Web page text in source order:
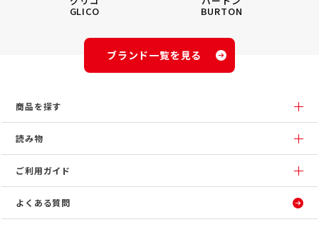
GLICO BURTON
ブランド一覧を見る
商品を探す
読み物
ご利用ガイド
よくある質問